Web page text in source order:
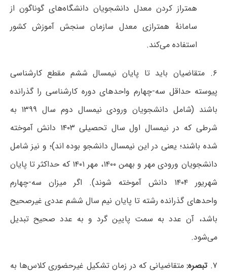
همتراز کردن معدل دانشجویان دانشگاه‌های گوناگون از
سامانۀ همترازی معدل سازمان سنجش آموزش کشور
استفاده می‌کند.
۶. متقاضیان باید تا پایان نیمسال ششم مقطع کارشناسی
پیوسته حداقل سه-چهارم واحدهای دوره کارشناسی را گذرانده
باشند (شامل دانشجویان ورودی نیمسال دوم سال ۱۳۹۹ به
شرطی که در نیمسال اول سال تحصیلی ۱۴۰۳ دانش آموخته
شده باشند؛ یعنی در این نیمسال دانشجو بوده اند)؛ و نیز شامل
دانشجویان ورودی مهر و بهمن ۱۴۰۰، مهر ۱۴۰۱ که حداکثر تا پایان
شهریور ۱۴۰۴ دانش آموخته شوند). اگر میزان سه-چهارم
واحدهای گذرانده رشته تا پایان نیم سال ششم عددی غیرصحیح
باشد، آن عدد به سمت پایین گرد و به عدد صحیح تبدیل
می‌شود.
۷. تبصره:متقاضیانی که در زمان تشکیل غیرحضوری کلاس‌ها به